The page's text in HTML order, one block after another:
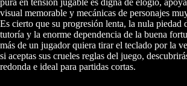
pura en tensión jugable es digna de elogio,
visual memorable y mecánicas de personajes
Es cierto que su progresión lenta, la nula piedad
tutoría y la enorme dependencia de la buena
más de un jugador quiera tirar el teclado por la
si aceptas sus crueles reglas del juego,
redonda e ideal para partidas cortas.